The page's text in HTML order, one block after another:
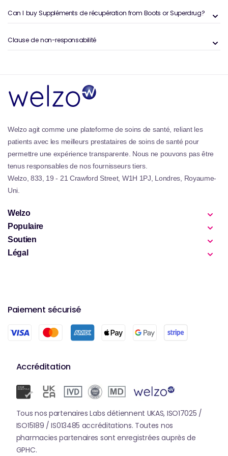
mécanismes de récupération du corps. La collection
est conçue pour être polyvalente, s'adressant à
compris des options végétaliennes, sans gluten et
améliorée, leur permettant de s'entraîner plus dur, de
mieux fonctionner et d'atteindre leurs objectifs de
permettre aux individus de repousser leurs limites et
d'atteindre de nouveaux sommets dans leurs efforts
physiques.
Can I buy Suppléments de récupération from Boots or Superdrug?
Clause de non-responsabilité
Welzo agit comme une plateforme de soins de santé, reliant les
patients avec les meilleurs prestataires de soins de santé pour
permettre une expérience transparente. Nous ne pouvons pas être
tenus responsables de nos fournisseurs tiers.
Welzo, 833, 19 - 21 Crawford Street, W1H 1PJ, Londres, Royaume-
Uni.
Welzo
Populaire
Soutien
Légal
Paiement sécurisé
Accréditation
Tous nos partenaires Labs détiennent UKAS, ISO17025 /
ISO15189 / IS013485 accréditations. Toutes nos
pharmacies partenaires sont enregistrées auprès de
GPHC.